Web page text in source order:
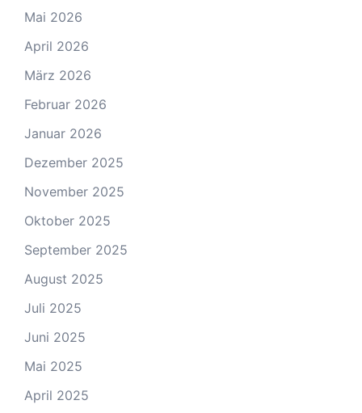
Mai 2026
April 2026
März 2026
Februar 2026
Januar 2026
Dezember 2025
November 2025
Oktober 2025
September 2025
August 2025
Juli 2025
Juni 2025
Mai 2025
April 2025